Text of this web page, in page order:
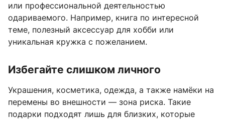
или профессиональной деятельностью
одариваемого. Например, книга по интересной
теме, полезный аксессуар для хобби или
уникальная кружка с пожеланием.
Избегайте слишком личного
Украшения, косметика, одежда, а также намёки на
перемены во внешности — зона риска. Такие
подарки подходят лишь для близких, которые